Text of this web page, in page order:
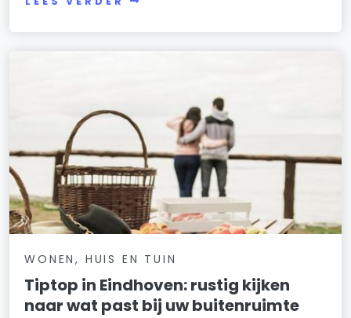
WONEN, HUIS EN TUIN
Tiptop in Eindhoven: rustig kijken
naar wat past bij uw buitenruimte